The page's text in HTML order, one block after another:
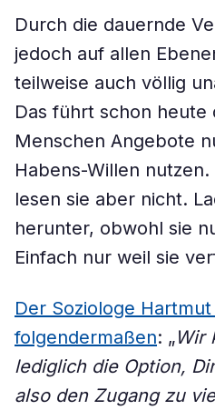
Durch die dauernde
jedoch auf allen
teilweise auch völlig
Das führt schon heute
Menschen Angebote
Habens-Willen
lesen sie aber nicht.
herunter, obwohl sie
Einfach nur weil sie
Der Soziologe
folgendermaßen: „Wir
lediglich die Option,
also den Zugang zu